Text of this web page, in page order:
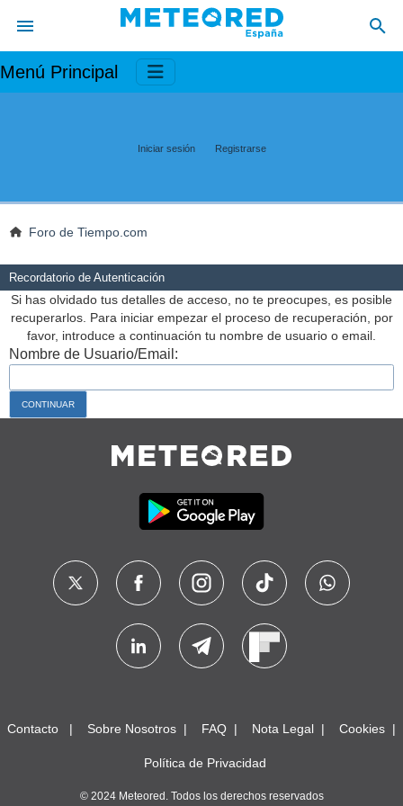
Menú Principal
Iniciar sesión Registrarse
Foro de Tiempo.com
Recordatorio de Autenticación
Si has olvidado tus detalles de acceso, no te preocupes, es posible
recuperarlos. Para iniciar empezar el proceso de recuperación, por
favor, introduce a continuación tu nombre de usuario o email.
Nombre de Usuario/Email:
Contacto Sobre Nosotros FAQ Nota Legal Cookies
Política de Privacidad
© 2024 Meteored. Todos los derechos reservados